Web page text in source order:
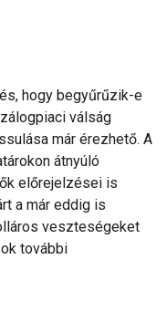
hogy begyűrűzik-e
válság
már érezhető. A
átnyúló
előrejelzései is
a már eddig is
veszteségeket
további